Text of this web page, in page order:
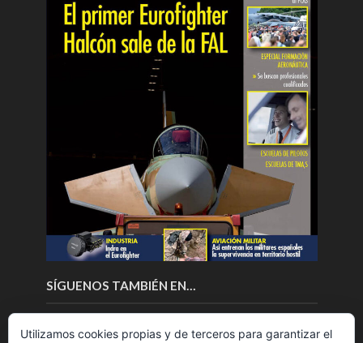
SÍGUENOS TAMBIÉN EN…
Utilizamos cookies propias y de terceros para garantizar el